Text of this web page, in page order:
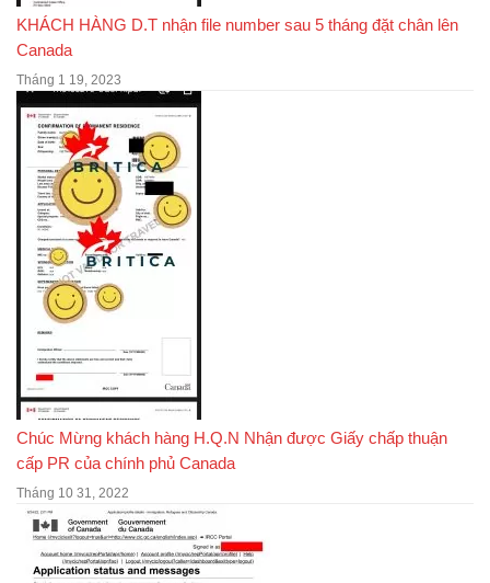
KHÁCH HÀNG D.T nhận file number sau 5 tháng đặt chân lên
Canada
Tháng 1 19, 2023
Chúc Mừng khách hàng H.Q.N Nhận được Giấy chấp thuận
cấp PR của chính phủ Canada
Tháng 10 31, 2022